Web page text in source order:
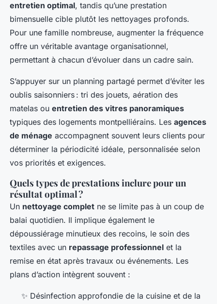
entretien optimal, tandis qu’une prestation
bimensuelle cible plutôt les nettoyages profonds.
Pour une famille nombreuse, augmenter la fréquence
offre un véritable avantage organisationnel,
permettant à chacun d’évoluer dans un cadre sain.
S’appuyer sur un planning partagé permet d’éviter les
oublis saisonniers : tri des jouets, aération des
matelas ou entretien des vitres panoramiques
typiques des logements montpelliérains. Les agences
de ménage accompagnent souvent leurs clients pour
déterminer la périodicité idéale, personnalisée selon
vos priorités et exigences.
Quels types de prestations inclure pour un
résultat optimal ?
Un nettoyage complet ne se limite pas à un coup de
balai quotidien. Il implique également le
dépoussiérage minutieux des recoins, le soin des
textiles avec un repassage professionnel et la
remise en état après travaux ou événements. Les
plans d’action intègrent souvent :
✨ Désinfection approfondie de la cuisine et de la